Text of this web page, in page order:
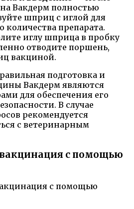
Вакдерм полностью
шприц с иглой для
количества препарата.
иглу шприца в пробку
отводите поршень,
вакциной.
подготовка и
Вакдерм являются
для обеспечения его
В случае
рекомендуется
с ветеринарным
с помощью